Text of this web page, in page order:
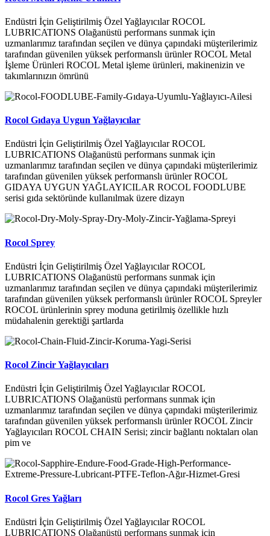
Endüstri İçin Geliştirilmiş Özel Yağlayıcılar ROCOL
LUBRICATIONS Olağanüstü performans sunmak için
uzmanlarımız tarafından seçilen ve dünya çapındaki müşterilerimiz
tarafından güvenilen yüksek performanslı ürünler ROCOL Metal
İşleme Ürünleri ROCOL Metal işleme ürünleri, makinenizin ve
takımlarınızın ömrünü
Rocol Gıdaya Uygun Yağlayıcılar
Endüstri İçin Geliştirilmiş Özel Yağlayıcılar ROCOL
LUBRICATIONS Olağanüstü performans sunmak için
uzmanlarımız tarafından seçilen ve dünya çapındaki müşterilerimiz
tarafından güvenilen yüksek performanslı ürünler ROCOL
GIDAYA UYGUN YAĞLAYICILAR ROCOL FOODLUBE
serisi gıda sektöründe kullanılmak üzere dizayn
Rocol Sprey
Endüstri İçin Geliştirilmiş Özel Yağlayıcılar ROCOL
LUBRICATIONS Olağanüstü performans sunmak için
uzmanlarımız tarafından seçilen ve dünya çapındaki müşterilerimiz
tarafından güvenilen yüksek performanslı ürünler ROCOL Spreyler
ROCOL ürünlerinin sprey moduna getirilmiş özellikle hızlı
müdahalenin gerektiği şartlarda
Rocol Zincir Yağlayıcıları
Endüstri İçin Geliştirilmiş Özel Yağlayıcılar ROCOL
LUBRICATIONS Olağanüstü performans sunmak için
uzmanlarımız tarafından seçilen ve dünya çapındaki müşterilerimiz
tarafından güvenilen yüksek performanslı ürünler ROCOL Zincir
Yağlayıcıları ROCOL CHAIN Serisi; zincir bağlantı noktaları olan
pim ve
Rocol Gres Yağları
Endüstri İçin Geliştirilmiş Özel Yağlayıcılar ROCOL
LUBRICATIONS Olağanüstü performans sunmak için